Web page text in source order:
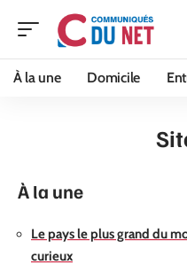
À la une Domicile
À la une
Le pays le plus grand du
curieux